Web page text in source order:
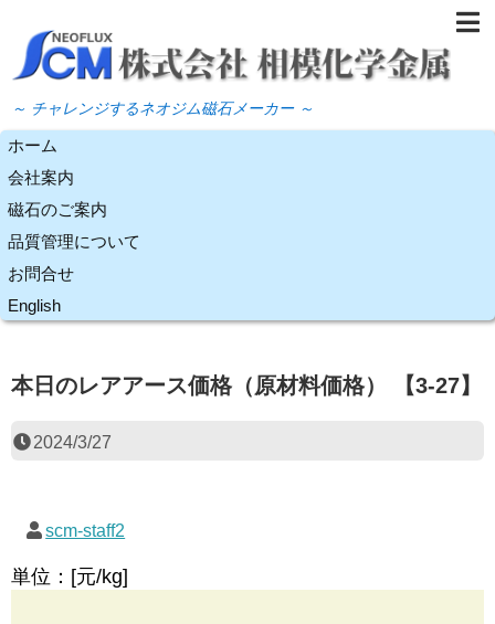
～ チャレンジするネオジム磁石メーカー ～
ホーム
会社案内
磁石のご案内
品質管理について
お問合せ
English
本日のレアアース価格（原材料価格） 【3-27】
2024/3/27
scm-staff2
単位：[元/kg]